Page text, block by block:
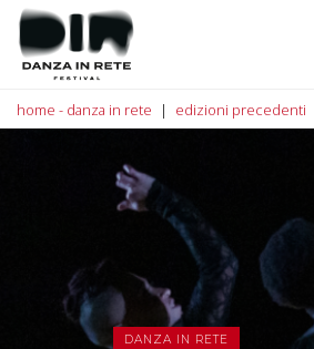
home - danza in rete edizioni precedenti
DANZA IN RETE